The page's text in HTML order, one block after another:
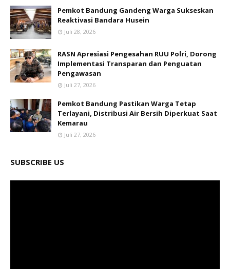
Pemkot Bandung Gandeng Warga Sukseskan
Reaktivasi Bandara Husein
Juli 28, 2026
RASN Apresiasi Pengesahan RUU Polri, Dorong
Implementasi Transparan dan Penguatan
Pengawasan
Juli 27, 2026
Pemkot Bandung Pastikan Warga Tetap
Terlayani, Distribusi Air Bersih Diperkuat Saat
Kemarau
Juli 27, 2026
SUBSCRIBE US